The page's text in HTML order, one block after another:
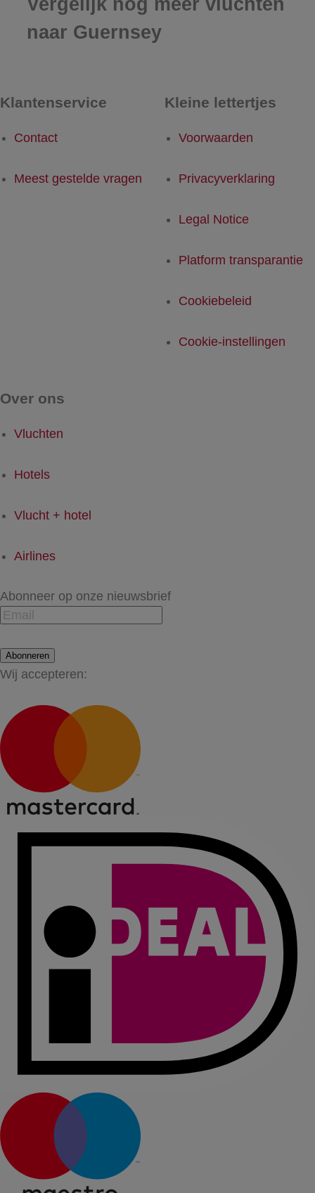
Vergelijk nog meer vluchten
naar Guernsey
Klantenservice
Contact
Meest gestelde vragen
Kleine lettertjes
Voorwaarden
Privacyverklaring
Legal Notice
Platform transparantie
Cookiebeleid
Cookie-instellingen
Over ons
Vluchten
Hotels
Vlucht + hotel
Airlines
Abonneer op onze nieuwsbrief
Abonneren
Wij accepteren: